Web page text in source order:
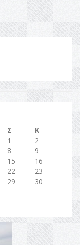
Σ
Κ
1
2
8
9
15
16
22
23
29
30